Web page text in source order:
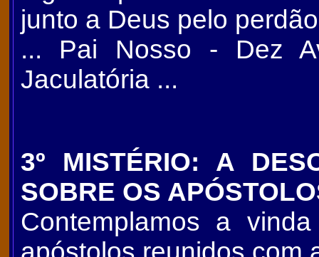
junto a Deus pelo
... Pai Nosso - Dez
Jaculatória ...
3º MISTÉRIO: A
SOBRE OS
Contemplamos a